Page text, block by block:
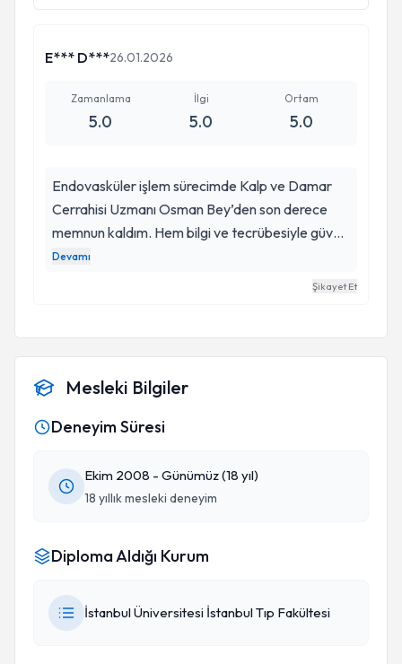
E*** D***26.01.2026
Zamanlama
5.0
İlgi
5.0
Ortam
5.0
Endovasküler işlem sürecimde Kalp ve Damar
Cerrahisi Uzmanı Osman Bey’den son derece
memnun kaldım. Hem bilgi ve tecrübesiyle güven
verdi hem de işlem öncesi ve sonrası her aşamayı
sabırla ve anlaşılır şekilde anlattı. İlgisi, sakin
Devamı
Şikayet Et
Mesleki Bilgiler
Deneyim Süresi
Ekim 2008 - Günümüz (18 yıl)
18 yıllık mesleki deneyim
Diploma Aldığı Kurum
İstanbul Üniversitesi İstanbul Tıp Fakültesi